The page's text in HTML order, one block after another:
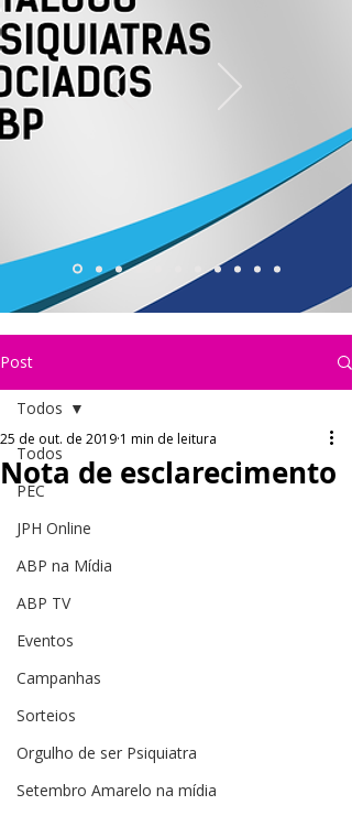
Post
Todos
PEC
JPH Online
ABP na Mídia
ABP TV
Eventos
Campanhas
Sorteios
Orgulho de ser Psiquiatra
Setembro Amarelo na mídia
Todos
Nota de esclarecimento
25 de out. de 2019 1 min de leitura